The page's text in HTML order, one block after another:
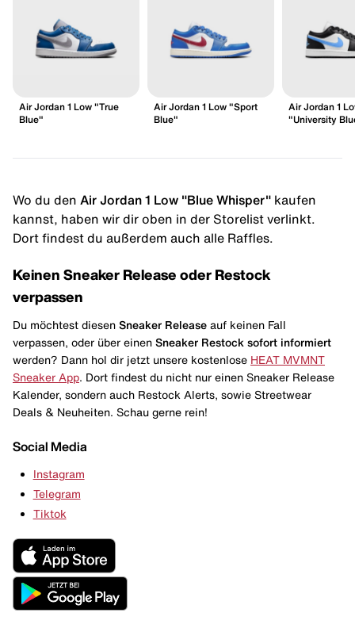
Air Jordan 1 Low "True
Blue"
Air Jordan 1 Low "Sport
Blue"
Air Jordan 1
"University
Wo du den Air Jordan 1 Low "Blue Whisper" kaufen
kannst, haben wir dir oben in der Storelist verlinkt.
Dort findest du außerdem auch alle Raffles.
Keinen Sneaker Release oder Restock
verpassen
Du möchtest diesen Sneaker Release auf keinen Fall
verpassen, oder über einen Sneaker Restock sofort informiert
werden? Dann hol dir jetzt unsere kostenlose HEAT MVMNT
Sneaker App . Dort findest du nicht nur einen Sneaker Release
Kalender, sondern auch Restock Alerts, sowie Streetwear
Deals & Neuheiten. Schau gerne rein!
Social Media
Instagram
Telegram
Tiktok